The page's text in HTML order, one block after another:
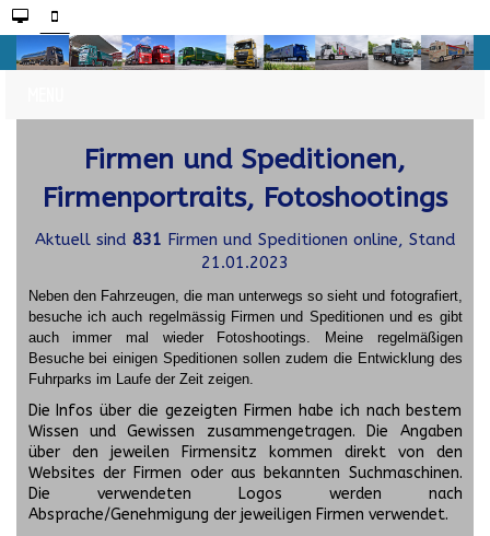
Firmen und Speditionen,
Firmenportraits, Fotoshootings
Aktuell sind 831 Firmen und Speditionen online, Stand
21.01.2023
Neben den Fahrzeugen, die man unterwegs so sieht und fotografiert,
besuche ich auch regelmässig Firmen und Speditionen und es gibt
auch immer mal wieder Fotoshootings.
Meine regelmäßigen
Besuche bei einigen Speditionen sollen zudem die Entwicklung des
Fuhrparks im Laufe der Zeit zeigen.
Die Infos über die gezeigten Firmen habe ich nach bestem
Wissen und Gewissen zusammengetragen. Die Angaben
über den jeweilen Firmensitz kommen direkt von den
Websites der Firmen oder aus bekannten Suchmaschinen.
Die verwendeten Logos werden nach
Absprache/Genehmigung der jeweiligen Firmen verwendet.